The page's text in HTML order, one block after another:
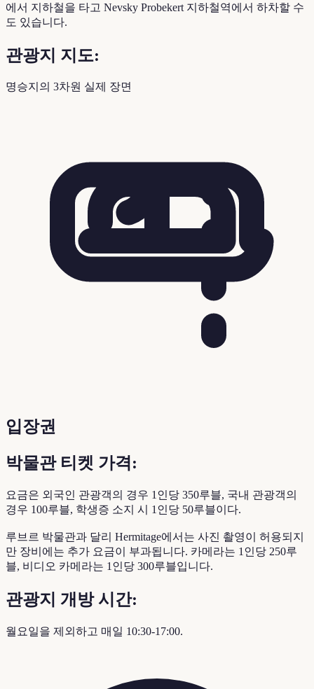
에서 지하철을 타고 Nevsky Probekert 지하철역에서 하차할 수
도 있습니다.
관광지 지도:
명승지의 3차원 실제 장면
입장권
박물관 티켓 가격:
요금은 외국인 관광객의 경우 1인당 350루블, 국내 관광객의
경우 100루블, 학생증 소지 시 1인당 50루블이다.
루브르 박물관과 달리 Hermitage에서는 사진 촬영이 허용되지
만 장비에는 추가 요금이 부과됩니다. 카메라는 1인당 250루
블, 비디오 카메라는 1인당 300루블입니다.
관광지 개방 시간:
월요일을 제외하고 매일 10:30-17:00.